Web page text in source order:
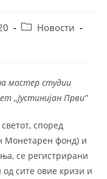
PostНовости
мастер студии
,,Јустинијан Први”
според
Монетарен фонд) и
се регистрирани
сите овие кризи и